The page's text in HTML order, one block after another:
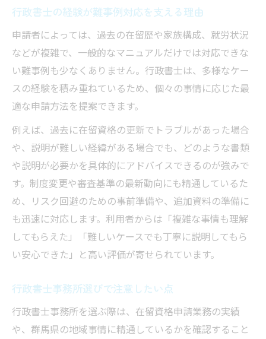
行政書士の経験が難事例対応を支える理由
申請者によっては、過去の在留歴や家族構成、就労状況
などが複雑で、一般的なマニュアルだけでは対応できな
い難事例も少なくありません。行政書士は、多様なケー
スの経験を積み重ねているため、個々の事情に応じた最
適な申請方法を提案できます。
例えば、過去に在留資格の更新でトラブルがあった場合
や、説明が難しい経緯がある場合でも、どのような書類
や説明が必要かを具体的にアドバイスできるのが強みで
す。制度変更や審査基準の最新動向にも精通しているた
め、リスク回避のための事前準備や、追加資料の準備に
も迅速に対応します。利用者からは「複雑な事情も理解
してもらえた」「難しいケースでも丁寧に説明してもら
い安心できた」と高い評価が寄せられています。
行政書士事務所選びで注意したい点
行政書士事務所を選ぶ際は、在留資格申請業務の実績
や、群馬県の地域事情に精通しているかを確認すること